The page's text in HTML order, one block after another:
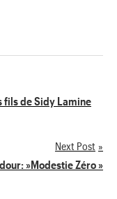
fils de Sidy Lamine
Next Post
»Modestie Zéro »